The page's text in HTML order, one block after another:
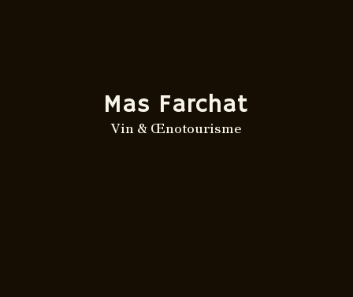
Mas Farchat
Vin & Œnotourisme